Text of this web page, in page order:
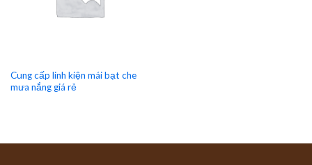
Cung cấp linh kiện mái bạt che
mưa nắng giá rẻ